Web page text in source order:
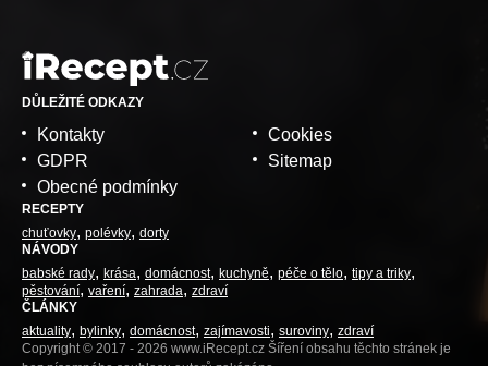
DŮLEŽITÉ ODKAZY
Kontakty
GDPR
Obecné podmínky
Cookies
Sitemap
RECEPTY
chuťovky polévky dorty
NÁVODY
babské rady
krása domácnost kuchyně péče o tělo tipy a triky
pěstování vaření zahrada zdraví
ČLÁNKY
aktuality
bylinky domácnost zajímavosti suroviny zdraví
Copyright © 2017 - 2026 www.iRecept.cz Šíření obsahu těchto stránek je